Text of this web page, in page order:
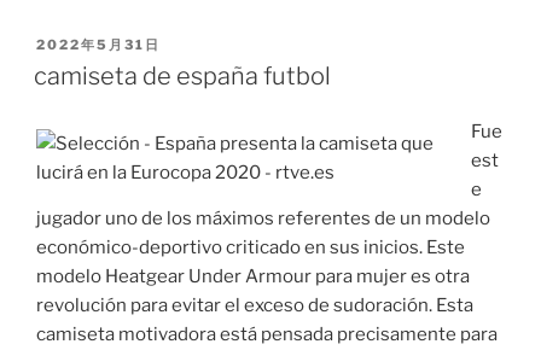
PUBLICADO
2022年5月31日
camiseta de españa futbol
Fue
est
e
jugador uno de los máximos referentes de un modelo
económico-deportivo criticado en sus inicios. Este
modelo Heatgear Under Armour para mujer es otra
revolución para evitar el exceso de sudoración. Esta
camiseta motivadora está pensada precisamente para